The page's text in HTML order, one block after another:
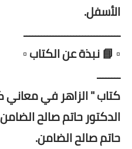
الأسفل.
ـــــــــــــــــــــــــــــــــ
▫️ 📘 نبذة عن الكتاب ▫️
ــــــــ
كتاب " الزاهر في معاني
الدكتور حاتم صالح
حاتم صالح الضامن.